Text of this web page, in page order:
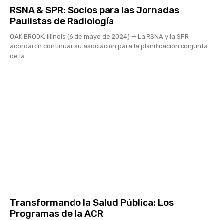
RSNA & SPR: Socios para las Jornadas
Paulistas de Radiología
OAK BROOK, Illinois (6 de mayo de 2024) — La RSNA y la SPR
acordaron continuar su asociación para la planificación conjunta
de la...
Transformando la Salud Pública: Los
Programas de la ACR